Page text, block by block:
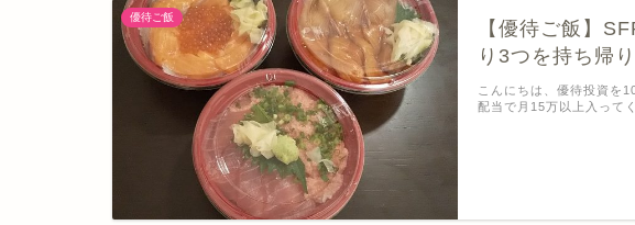
優待ご飯
【優待ご飯】
り3つを持ち帰
こんにちは、優待投資を
配当で月15万以上入って